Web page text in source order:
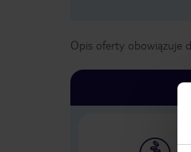
Opis oferty obowiązuje